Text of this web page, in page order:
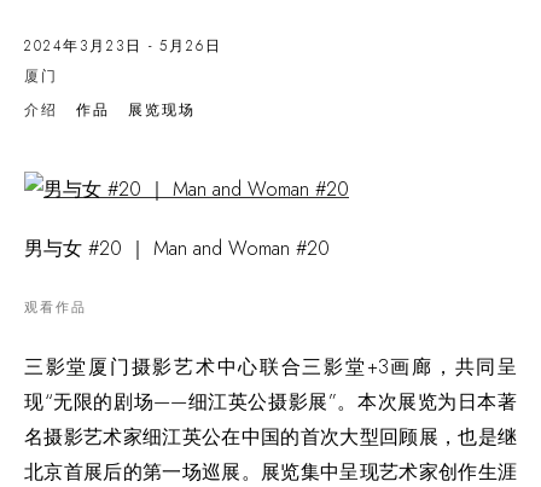
2024年3月23日 - 5月26日
厦门
介绍
作品 展览现场
男与女 #20 ｜ Man and Woman #20
观看作品
三影堂厦门摄影艺术中心联合三影堂+3画廊，共同呈
现“无限的剧场——细江英公摄影展”。本次展览为日本著
名摄影艺术家细江英公在中国的首次大型回顾展，也是继
北京首展后的第一场巡展。展览集中呈现艺术家创作生涯